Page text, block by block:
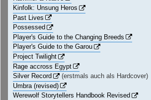
Kinfolk: Unsung Heros
Past Lives
Possessed
Player's Guide to the Changing Breeds
Player's Guide to the Garou
Project Twilight
Rage accross Egypt
Silver Record
(erstmals auch als Hardcover)
Umbra (revised)
Werewolf Storytellers Handbook Revised